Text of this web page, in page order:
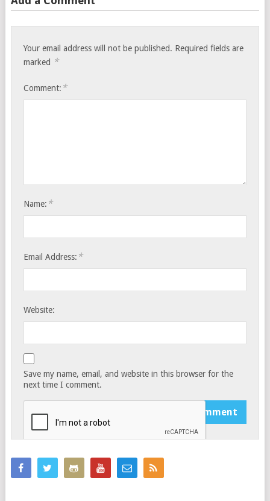
Your email address will not be published. Required fields are
marked *
Comment: *
Name: *
Email Address: *
Website:
Save my name, email, and website in this browser for the
next time I comment.